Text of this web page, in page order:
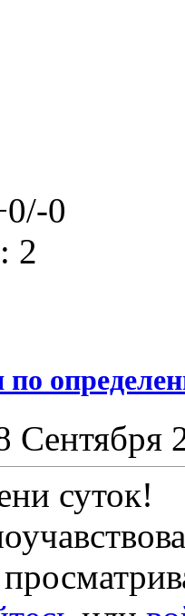
0
2
Сентября
суток!